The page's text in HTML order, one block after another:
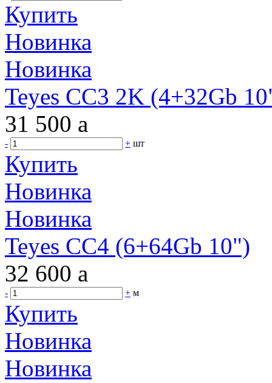
Купить
Новинка
Новинка
Teyes CC3 2K (4+32Gb
31 500 a
- + шт
Купить
Новинка
Новинка
Teyes CC4 (6+64Gb 10")
32 600 a
- + м
Купить
Новинка
Новинка